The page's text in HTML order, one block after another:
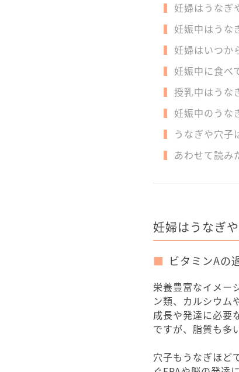
妊婦はうなぎ
妊娠中はうな
妊婦はいつか
妊娠中に食べ
授乳中はうな
妊娠中のうな
うなぎや穴子
あわせて読み
妊婦はうなぎ
ビタミンAの
栄養豊富なイメー
ン類、カルシウム
成長や発達に必要
ですが、脂質も多
穴子もうなぎほど